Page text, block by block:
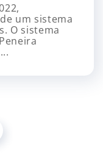
um sistema
O sistema